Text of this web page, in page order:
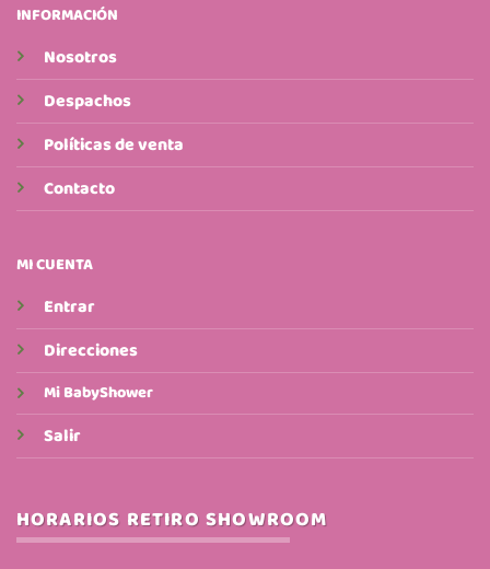
INFORMACIÓN
Nosotros
Despachos
Políticas de venta
Contacto
MI CUENTA
Entrar
Direcciones
Mi BabyShower
Salir
HORARIOS RETIRO SHOWROOM